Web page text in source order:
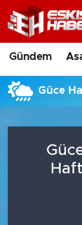
Gündem
Güce
Gündem
Asayiş
Siyaset
Sağlık
Nöbetçi
Hava
Trafik
Tüm